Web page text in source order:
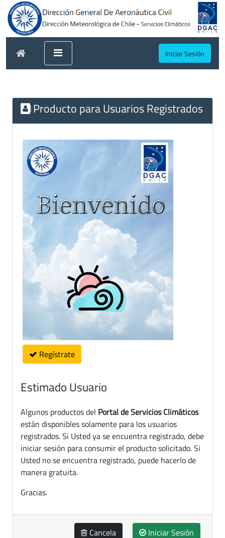
Iniciar Sesión
Producto para Usuarios Registrados
Regístrate
Estimado Usuario
Algunos productos del Portal de Servicios Climáticos
están disponibles solamente para los usuarios
registrados. Si Usted ya se encuentra registrado, debe
iniciar sesión para consumir el producto solicitado. Si
Usted no se encuentra registrado, puede hacerlo de
manera gratuita.
Gracias.
Cancela Iniciar Sesión